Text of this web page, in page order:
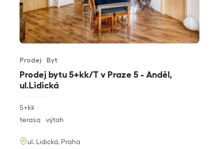
Prodej bytu 5+kk/T v Praze 5 - Anděl,
ul.Lidická
Typ nabídky
Prodej
Typ nemovitosti
Byt
rozměry
dispozice
5+kk
funkce
terasa výtah
adresa
ul. Lidická, Praha